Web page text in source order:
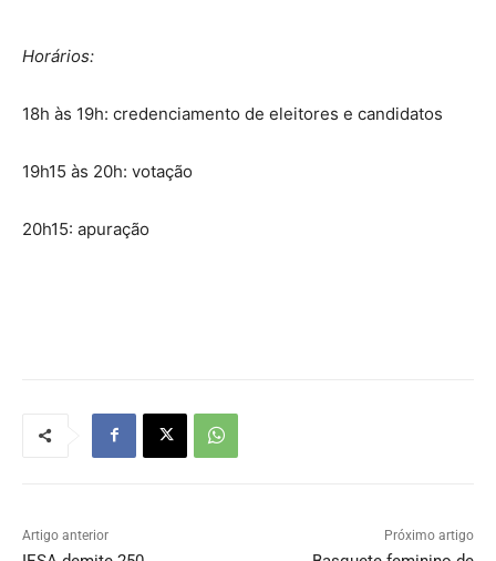
Horários:
18h às 19h: credenciamento de eleitores e candidatos
19h15 às 20h: votação
20h15: apuração
Artigo anterior Próximo artigo